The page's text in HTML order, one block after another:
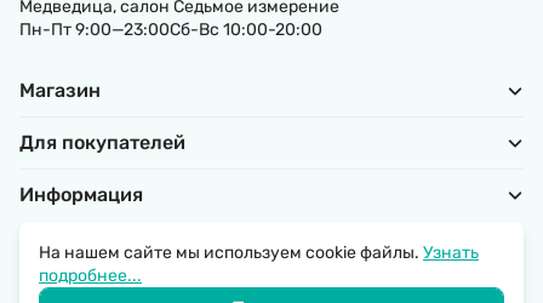
Медведица, салон Седьмое измерение
Пн-Пт 9:00—23:00Сб-Вс 10:00-20:00
Магазин
Для покупателей
Информация
Политика обработки персональных данных
На нашем сайте мы используем cookie файлы. Узнать
подробнее...